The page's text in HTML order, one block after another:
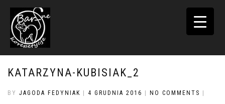
TOGGLE
KATARZYNA-KUBISIAK_2
BY JAGODA FEDYNIAK 4 GRUDNIA 2016 NO COMMENTS